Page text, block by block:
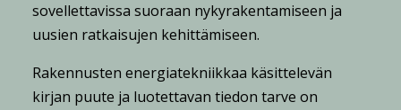
sovellettavissa suoraan nykyrakentamiseen ja
uusien ratkaisujen kehittämiseen.
Rakennusten energiatekniikkaa käsittelevän
kirjan puute ja luotettavan tiedon tarve on